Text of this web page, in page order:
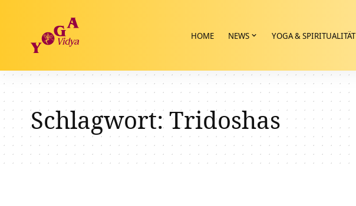
HOME NEWS YOGA & SPIRITUALITÄT
Schlagwort:Tridoshas